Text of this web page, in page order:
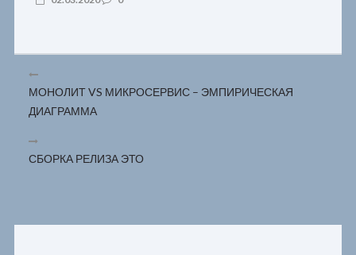
МОНОЛИТ VS МИКРОСЕРВИС – ЭМПИРИЧЕСКАЯ
ДИАГРАММА
СБОРКА РЕЛИЗА ЭТО